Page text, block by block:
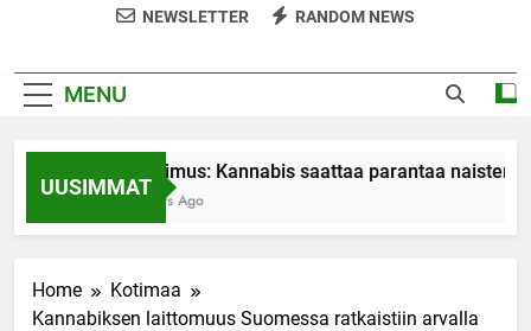
NEWSLETTER RANDOM NEWS
MENU
UUSIMMAT
Tutkimus: Kannabis saattaa parantaa naisten
7 Years Ago
Home
Kotimaa
Kannabiksen laittomuus Suomessa ratkaistiin arvalla